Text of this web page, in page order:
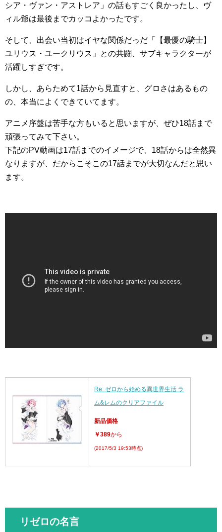
シア・ヴァン・アストレア」の話もすごく良かったし、ヴ
ィル爺は最後までカッコよかったです。
そして、出会い当初はイヤな関係だっだ「【最優の騎士】
ユリウス・ユークリウス」との共闘、サブキャラクターが
活躍しすぎです。
しかし、あらためて1話から見直すと、グロさはあるもの
の、本当によくできていてます。
アニメ序盤は苦手な方もいると思いますが、ぜひ18話まで
頑張ってみて下さい。
下記のPV動画は17話までのイメージで、18話からは全然異
なりますが、だからこそこの17話までが大切なんだと思い
ます。
Re: ゼロから始める異世界生活 ラ
ム&レムのクリアファイル
新品価格
￥389から
(2017/5/3 19:53時点)
リゼロの名言